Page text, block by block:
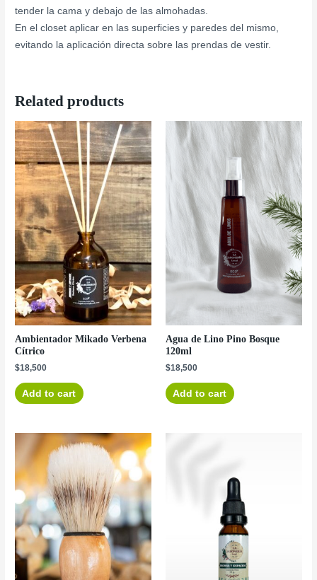
tender la cama y debajo de las almohadas.
En el closet aplicar en las superficies y paredes del mismo,
evitando la aplicación directa sobre las prendas de vestir.
Related products
Ambientador Mikado Verbena
Cítrico
$18,500
Add to cart
Agua de Lino Pino Bosque
120ml
$18,500
Add to cart